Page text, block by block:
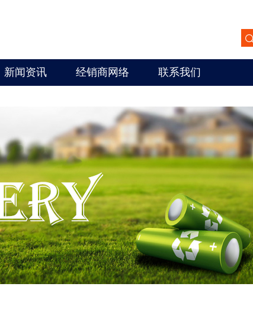
新闻资讯
行业新闻
经销商网络
找经销商
代理经销
联系我们